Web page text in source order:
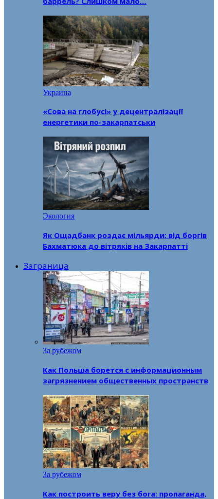
Украина
«Сова на глобусі» у децентралізації
енергетики по-закарпатськи
Экология
Як Ощадбанк роздає мільярди: від боргів
Бахматюка до вітряків на Закарпатті
Заграница
За рубежом
Как Польша борется с информационным
загрязнением общественных пространств
За рубежом
Как построить веру без бога: пропаганда,